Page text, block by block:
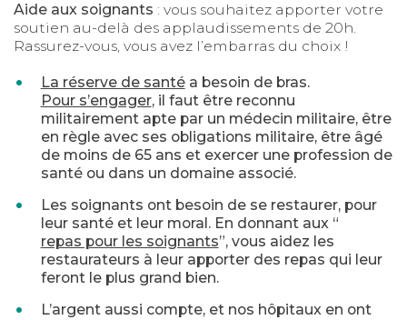
Aide aux soignants : vous souhaitez apporter votre
soutien au-delà des applaudissements de 20h.
Rassurez-vous, vous avez l’embarras du choix !
La réserve de santéa besoin de bras.
Pour s’engager, il faut être reconnu
militairement apte par un médecin militaire, être
en règle avec ses obligations militaire, être âgé
de moins de 65 ans et exercer une profession de
santé ou dans un domaine associé.
Les soignants ont besoin de se restaurer, pour
leur santé et leur moral. En donnant aux “
repas pour les soignants”, vous aidez les
restaurateurs à leur apporter des repas qui leur
feront le plus grand bien.
L’argent aussi compte, et nos hôpitaux en ont